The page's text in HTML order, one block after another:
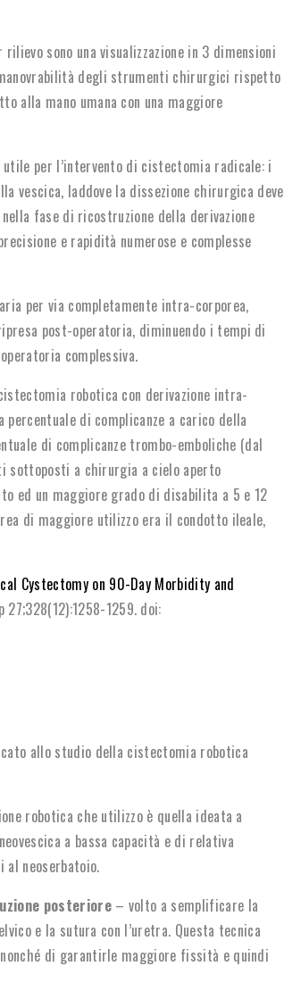
sono una visualizzazione in 3 dimensioni
degli strumenti chirurgici rispetto
alla mano umana con una maggiore
per l’intervento di cistectomia radicale: i
vescica, laddove la dissezione chirurgica deve
fase di ricostruzione della derivazione
e rapidità numerose e complesse
per via completamente intra-corporea,
post-operatoria, diminuendo i tempi di
complessiva.
robotica con derivazione intra-
di complicanze a carico della
di complicanze trombo-emboliche (dal
sottoposti a chirurgia a cielo aperto
ed un maggiore grado di disabilita a 5 e 12
di maggiore utilizzo era il condotto ileale,
Cystectomy on 90-Day Morbidity and
27;328(12):1258-1259. doi:
allo studio della cistectomia robotica
robotica che utilizzo è quella ideata a
a bassa capacità e di relativa
al neoserbatoio.
posteriore– volto a semplificare la
e la sutura con l’uretra. Questa tecnica
di garantirle maggiore fissità e quindi